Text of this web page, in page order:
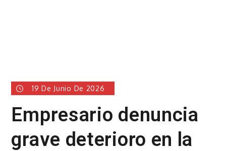
19 De Junio De 2026
Empresario denuncia
grave deterioro en la